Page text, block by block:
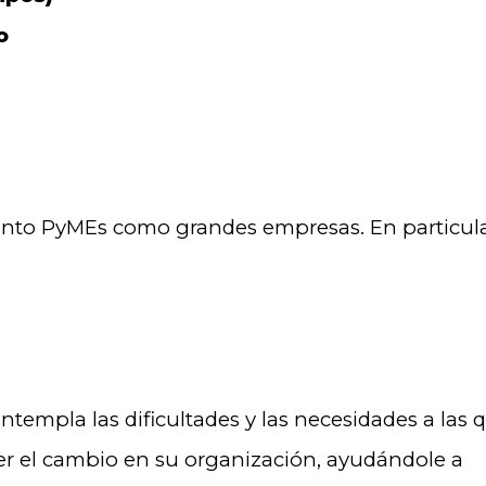
PyMEs como grandes empresas. En
las dificultades y las necesidades a las
el cambio en su organización, ayudándole a